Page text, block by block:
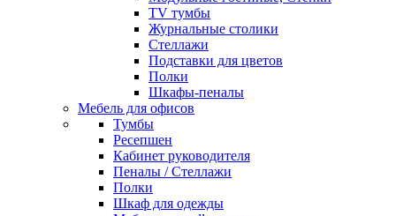
TV тумбы
Журнальные столики
Стеллажи
Подставки для цветов
Полки
Шкафы-пеналы
Мебель для офисов
Тумбы
Ресепшен
Кабинет руководителя
Пеналы / Стеллажи
Полки
Шкаф для одежды